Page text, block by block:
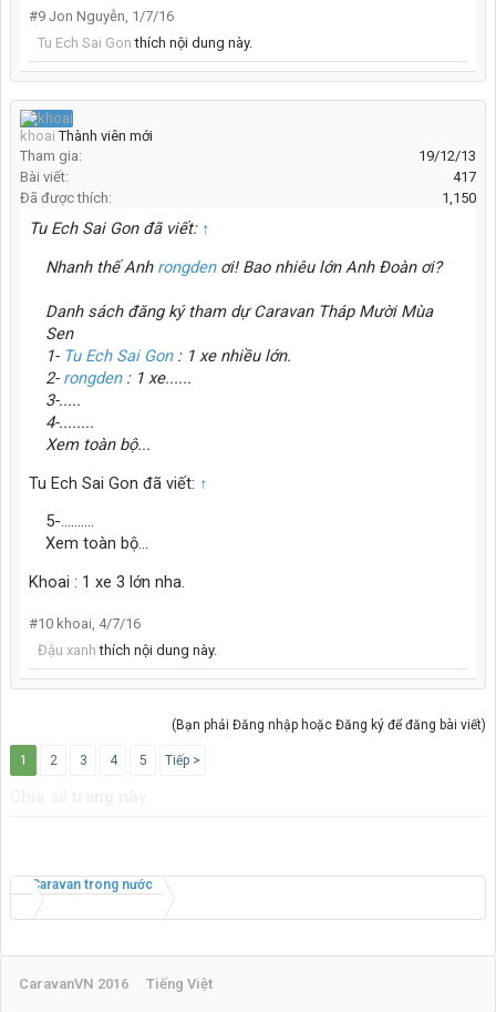
#9 Jon Nguyễn, 1/7/16
Tu Ech Sai Gon thích nội dung này.
khoai Thành viên mới
Tham gia:
19/12/13
Bài viết:
417
Đã được thích:
1,150
Tu Ech Sai Gon đã viết: ↑
Nhanh thế Anh rongdenơi! Bao nhiêu lớn Anh Đoàn ơi?
Danh sách đăng ký tham dự Caravan Tháp Mười Mùa
Sen
1- Tu Ech Sai Gon: 1 xe nhiều lớn.
2- rongden: 1 xe......
3-.....
4-........
Xem toàn bộ...
Tu Ech Sai Gon đã viết: ↑
5-..........
Xem toàn bộ...
Khoai : 1 xe 3 lớn nha.
#10 khoai 4/7/16
Đậu xanh thích nội dung này.
(Bạn phải Đăng nhập hoặc Đăng ký để đăng bài viết)
1 2 3 4 5 Tiếp >
Caravan trong nước
CaravanVN 2016 Tiếng Việt